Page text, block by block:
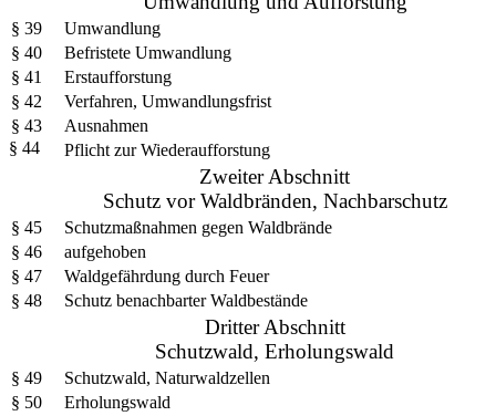
§ 39
Umwandlung
§ 40
Befristete Umwandlung
§ 41
Erstaufforstung
§ 42
Verfahren, Umwandlungsfrist
§ 43
Ausnahmen
§ 44
Pflicht zur Wiederaufforstung
Zweiter Abschnitt
Schutz vor Waldbränden, Nachbarschutz
§ 45
Schutzmaßnahmen gegen Waldbrände
§ 46
aufgehoben
§ 47
Waldgefährdung durch Feuer
§ 48
Schutz benachbarter Waldbestände
Dritter Abschnitt
Schutzwald, Erholungswald
§ 49
Schutzwald, Naturwaldzellen
§ 50
Erholungswald